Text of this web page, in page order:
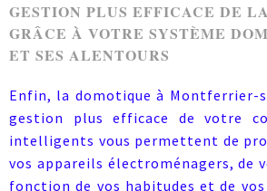
GESTION PLUS EFFICACE DE
GRÂCE À VOTRE SYSTÈME
ET SES ALENTOURS
Enfin, la domotique à Montferrier-
gestion plus efficace de votre
intelligents vous permettent de
vos appareils électroménagers, de
fonction de vos habitudes et de